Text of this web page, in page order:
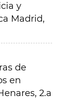
y
Madrid,
de
en
2.a